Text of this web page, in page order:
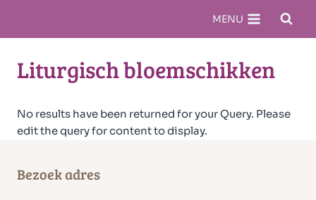
inhoud
MENU
Liturgisch bloemschikken
No results have been returned for your Query. Please
edit the query for content to display.
Bezoek adres